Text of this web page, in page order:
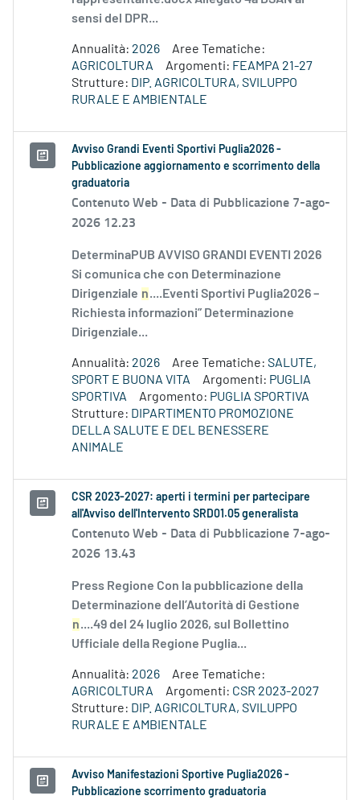
sensi del DPR...
Annualità: 2026
Aree Tematiche:
AGRICOLTURA
Argomenti: FEAMPA 21-27
Strutture: DIP. AGRICOLTURA, SVILUPPO
RURALE E AMBIENTALE
Avviso Grandi Eventi Sportivi Puglia2026 -
Pubblicazione aggiornamento e scorrimento della
graduatoria
Contenuto Web - Data di Pubblicazione 7-ago-
2026 12.23
DeterminaPUB AVVISO GRANDI EVENTI 2026
Si comunica che con Determinazione
Dirigenziale n....Eventi Sportivi Puglia2026 –
Richiesta informazioni” Determinazione
Dirigenziale...
Annualità: 2026 Aree Tematiche: SALUTE,
SPORT E BUONA VITA
Argomenti: PUGLIA
SPORTIVA
Argomento: PUGLIA SPORTIVA
Strutture: DIPARTIMENTO PROMOZIONE
DELLA SALUTE E DEL BENESSERE
ANIMALE
CSR 2023-2027: aperti i termini per partecipare
all'Avviso dell'Intervento SRD01.05 generalista
Contenuto Web - Data di Pubblicazione 7-ago-
2026 13.43
Press Regione Con la pubblicazione della
Determinazione dell’Autorità di Gestione
n....49 del 24 luglio 2026, sul Bollettino
Ufficiale della Regione Puglia...
Annualità: 2026
Aree Tematiche:
AGRICOLTURA
Argomenti: CSR 2023-2027
Strutture: DIP. AGRICOLTURA, SVILUPPO
RURALE E AMBIENTALE
Avviso Manifestazioni Sportive Puglia2026 -
Pubblicazione scorrimento graduatoria